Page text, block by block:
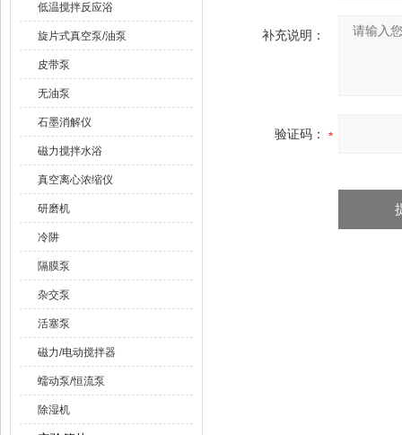
低温搅拌反应浴
旋片式真空泵/油泵
皮带泵
无油泵
石墨消解仪
磁力搅拌水浴
真空离心浓缩仪
研磨机
冷阱
隔膜泵
杂交泵
活塞泵
磁力/电动搅拌器
蠕动泵/恒流泵
除湿机
补充说明：
验证码：